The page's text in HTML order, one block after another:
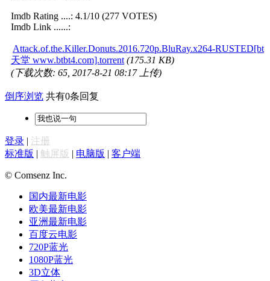
Imdb Rating ....: 4.1/10 (277 VOTES)
Imdb Link ......:
Attack.of.the.Killer.Donuts.2016.720p.BluRay.x264-RUSTED[bt
天堂 www.btbt4.com].torrent (175.31 KB)
(下载次数: 65, 2017-8-21 08:17 上传)
倒序浏览 共有0条回复
登录 | 注册
标准版 | 触屏版 | 电脑版 | 客户端
© Comsenz Inc.
国内最新电影
欧美最新电影
亚洲最新电影
百度云电影
720P蓝光
1080P蓝光
3D立体